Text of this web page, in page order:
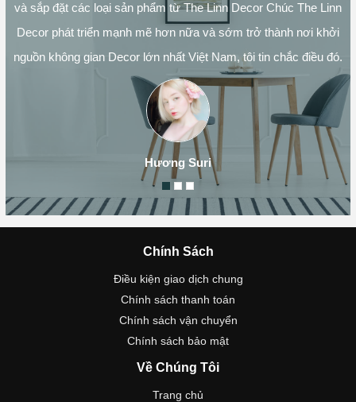
và sắp đặt các loại sản phẩm từ The Linn Decor Chúc The Linn
Decor phát triển mạnh mẽ hơn nữa và sớm trở thành nơi khởi
nguồn không gian Decor lớn nhất Việt Nam, tôi tin chắc điều đó.
Hương Suri
Chính Sách
Điều kiện giao dịch chung
Chính sách thanh toán
Chính sách vận chuyển
Chính sách bảo mật
Về Chúng Tôi
Trang chủ